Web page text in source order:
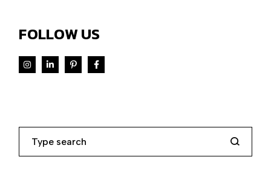
FOLLOW US
Search